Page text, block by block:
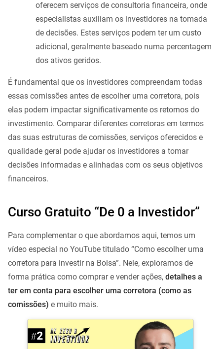
oferecem serviços de consultoria financeira, onde
especialistas auxiliam os investidores na tomada
de decisões. Estes serviços podem ter um custo
adicional, geralmente baseado numa percentagem
dos ativos geridos.
É fundamental que os investidores compreendam todas
essas comissões antes de escolher uma corretora, pois
elas podem impactar significativamente os retornos do
investimento. Comparar diferentes corretoras em termos
das suas estruturas de comissões, serviços oferecidos e
qualidade geral pode ajudar os investidores a tomar
decisões informadas e alinhadas com os seus objetivos
financeiros.
Curso Gratuito “De 0 a Investidor”
Para complementar o que abordamos aqui, temos um
vídeo especial no YouTube titulado “Como escolher uma
corretora para investir na Bolsa”. Nele, exploramos de
forma prática como comprar e vender ações, detalhes a
ter em conta para escolher uma corretora (como as
comissões) e muito mais.